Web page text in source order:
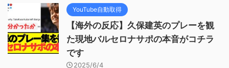
YouTube自動取得
【海外の反応】久保建英のプレーを観
た現地バルセロナサポの本音がコチラ
です
2025/6/4